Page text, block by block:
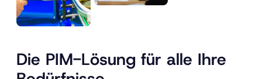
Die PIM-Lösung für alle Ihre